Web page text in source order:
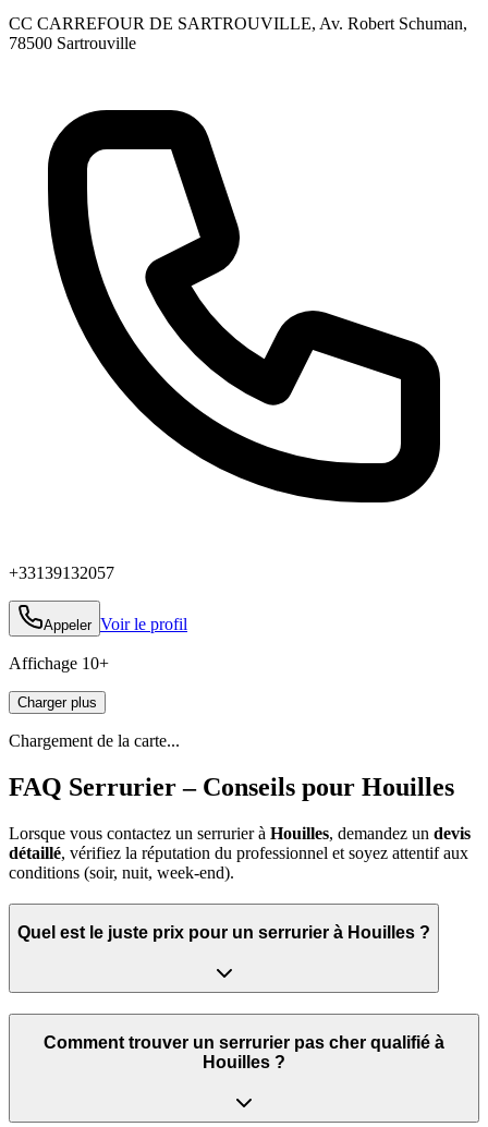
CC CARREFOUR DE SARTROUVILLE, Av. Robert Schuman,
78500 Sartrouville
+33139132057
Appeler Voir le profil
Affichage 10+
Charger plus
Chargement de la carte...
FAQ Serrurier – Conseils pour Houilles
Lorsque vous contactez un serrurier à Houilles, demandez un devis
détaillé, vérifiez la réputation du professionnel et soyez attentif aux
conditions (soir, nuit, week‑end).
Quel est le juste prix pour un serrurier à Houilles ?
Comment trouver un serrurier pas cher qualifié à
Houilles ?